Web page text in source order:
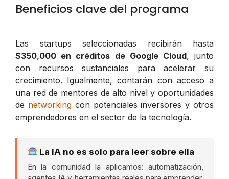
Beneficios clave del programa
Las startups seleccionadas recibirán hasta
$350,000 en créditos de Google Cloud, junto
con recursos sustanciales para acelerar su
crecimiento. Igualmente, contarán con acceso a
una red de mentores de alto nivel y oportunidades
de networkingcon potenciales inversores y otros
emprendedores en el sector de la tecnología.
La IA no es solo para leer sobre ella
En la comunidad la aplicamos: automatización,